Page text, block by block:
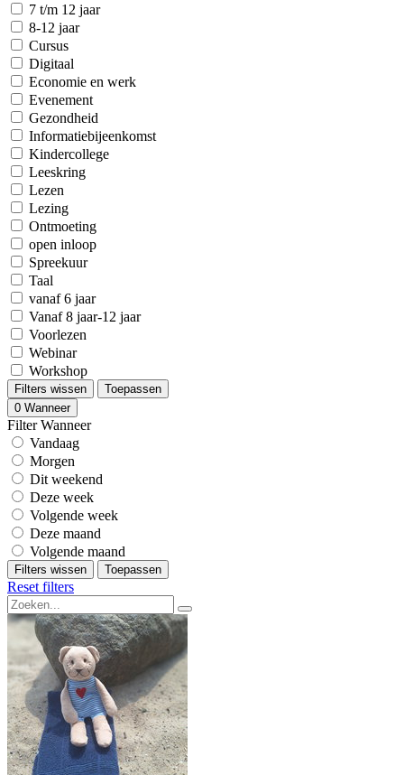
7 t/m 12 jaar
8-12 jaar
Cursus
Digitaal
Economie en werk
Evenement
Gezondheid
Informatiebijeenkomst
Kindercollege
Leeskring
Lezen
Lezing
Ontmoeting
open inloop
Spreekuur
Taal
vanaf 6 jaar
Vanaf 8 jaar-12 jaar
Voorlezen
Webinar
Workshop
Filters wissen
Toepassen
0 Wanneer
Filter Wanneer
Vandaag
Morgen
Dit weekend
Deze week
Volgende week
Deze maand
Volgende maand
Filters wissen Toepassen
Reset filters